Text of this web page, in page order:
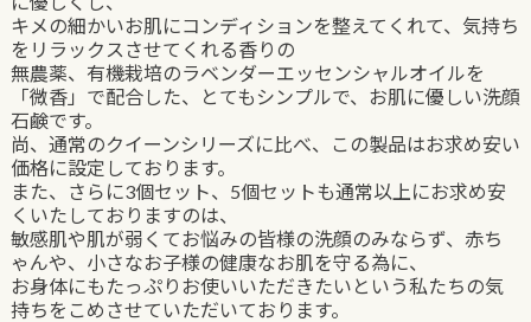
キメの細かいお肌にコンディションを整えてくれて、気持ち
をリラックスさせてくれる香りの
無農薬、有機栽培のラベンダーエッセンシャルオイルを
「微香」で配合した、とてもシンプルで、お肌に優しい洗顔
石鹸です。
尚、通常のクイーンシリーズに比べ、この製品はお求め安い
価格に設定しております。
また、さらに3個セット、5個セットも通常以上にお求め安
くいたしておりますのは、
敏感肌や肌が弱くてお悩みの皆様の洗顔のみならず、赤ち
ゃんや、小さなお子様の健康なお肌を守る為に、
お身体にもたっぷりお使いいただきたいという私たちの気
持ちをこめさせていただいております。